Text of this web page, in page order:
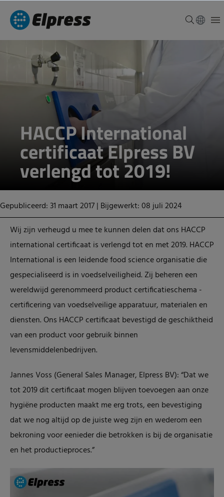
HACCP International
certificaat Elpress BV
verlengd tot 2019!
Gepubliceerd: 31 maart 2017| Bijgewerkt: 08 juli 2024
Wij zijn verheugd u mee te kunnen delen dat ons HACCP
international certificaat is verlengd tot en met 2019. HACCP
International is een leidende food science organisatie die
gespecialiseerd is in voedselveiligheid. Zij beheren een
wereldwijd gerenommeerd product certificatieschema -
certificering van voedselveilige apparatuur, materialen en
diensten. Ons HACCP certificaat bevestigd de geschiktheid
van een product voor gebruik binnen
levensmiddelenbedrijven.
Jannes Voss (General Sales Manager, Elpress BV): “Dat we
tot 2019 dit certificaat mogen blijven toevoegen aan onze
hygiëne producten maakt me erg trots, een bevestiging
dat we nog altijd op de juiste weg zijn en wederom een
bekroning voor eenieder die betrokken is bij de organisatie
en het productieproces.”